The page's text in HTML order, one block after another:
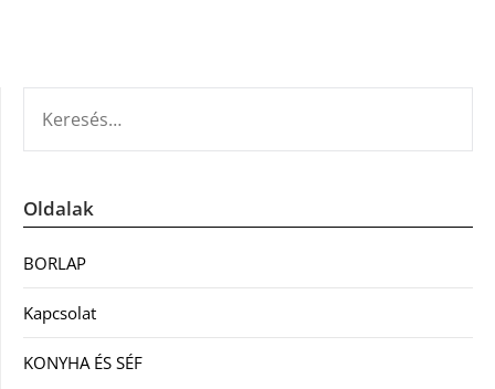
Oldalak
BORLAP
Kapcsolat
KONYHA ÉS SÉF